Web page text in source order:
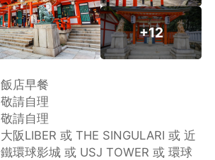
+12
飯店早餐
敬請自理
敬請自理
大阪LIBER 或 THE SINGULARI 或 近
鐵環球影城 或 USJ TOWER 或 環球